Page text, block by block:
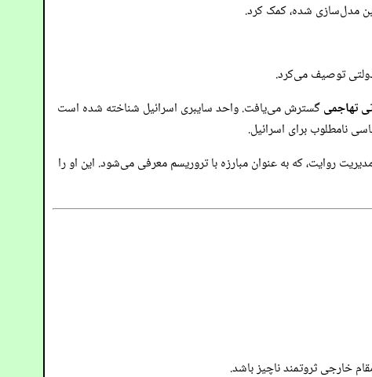
مدل‌سازی شده، کمک کرد.
توصیف می‌کرد.
تهاجمیگسترش می‌یافت. واحد سایبری اسرائیل شناخته شده است
نامطلوب برای اسرائیل.
روایت، که به عنوان مبارزه با تروریسم معرفی می‌شود. این او را
خارجی ثروتمند ناچیز باشد.